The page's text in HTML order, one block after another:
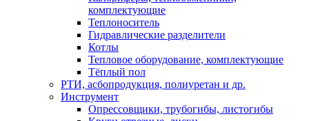
комплектующие
Теплоноситель
Гидравлические разделители
Котлы
Тепловое оборудование, комплектующие
Тёплый пол
РТИ, асбопродукция, полиуретан и др.
Инструмент
Опрессовщики, трубогибы, листогибы